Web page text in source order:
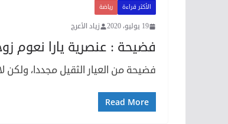
الأكثر قراءة رياضة
19 يوليو، 2020 زياد الأعرج
فضيحة : عنصرية يارا نعوم
فضيحة من العيار الثقيل مجددا،
Read More